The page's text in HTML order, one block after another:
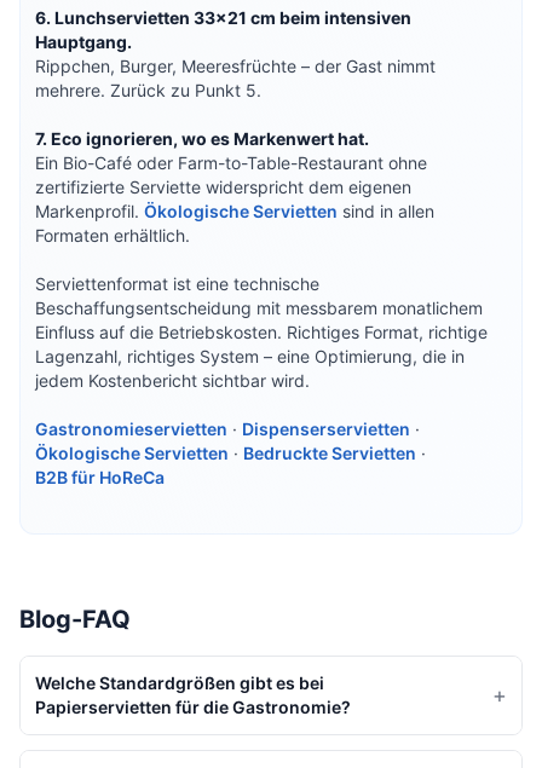
6. Lunchservietten 33×21 cm beim intensiven
Hauptgang.
Rippchen, Burger, Meeresfrüchte – der Gast nimmt
mehrere. Zurück zu Punkt 5.
7. Eco ignorieren, wo es Markenwert hat.
Ein Bio-Café oder Farm-to-Table-Restaurant ohne
zertifizierte Serviette widerspricht dem eigenen
Markenprofil. Ökologische Servietten sind in allen
Formaten erhältlich.
Serviettenformat ist eine technische
Beschaffungsentscheidung mit messbarem monatlichem
Einfluss auf die Betriebskosten. Richtiges Format, richtige
Lagenzahl, richtiges System – eine Optimierung, die in
jedem Kostenbericht sichtbar wird.
Gastronomieservietten · Dispenserservietten ·
Ökologische Servietten · Bedruckte Servietten ·
B2B für HoReCa
Blog-FAQ
Welche Standardgrößen gibt es bei
Papierservietten für die Gastronomie?
+